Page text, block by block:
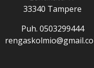
33340 Tampere
Puh. 0503299444